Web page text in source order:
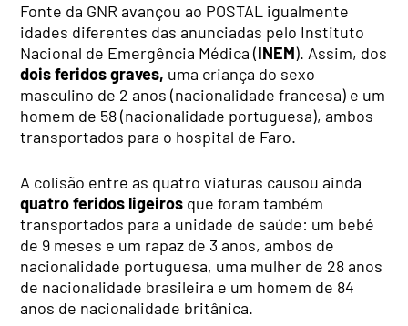
Fonte da GNR avançou ao POSTAL igualmente
idades diferentes das anunciadas pelo Instituto
Nacional de Emergência Médica (INEM). Assim, dos
dois feridos graves, uma criança do sexo
masculino de 2 anos (nacionalidade francesa) e um
homem de 58 (nacionalidade portuguesa), ambos
transportados para o hospital de Faro.
A colisão entre as quatro viaturas causou ainda
quatro feridos ligeiros que foram também
transportados para a unidade de saúde: um bebé
de 9 meses e um rapaz de 3 anos, ambos de
nacionalidade portuguesa, uma mulher de 28 anos
de nacionalidade brasileira e um homem de 84
anos de nacionalidade britânica.